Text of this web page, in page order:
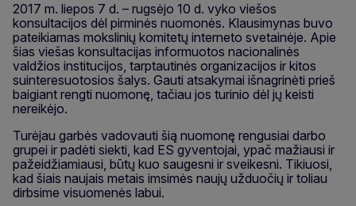
2017 m. liepos 7 d. – rugsėjo 10 d. vyko viešos
konsultacijos dėl pirminės nuomonės. Klausimynas buvo
pateikiamas mokslinių komitetų interneto svetainėje. Apie
šias viešas konsultacijas informuotos nacionalinės
valdžios institucijos, tarptautinės organizacijos ir kitos
suinteresuotosios šalys. Gauti atsakymai išnagrinėti prieš
baigiant rengti nuomonę, tačiau jos turinio dėl jų keisti
nereikėjo.
Turėjau garbės vadovauti šią nuomonę rengusiai darbo
grupei ir padėti siekti, kad ES gyventojai, ypač mažiausi ir
pažeidžiamiausi, būtų kuo saugesni ir sveikesni. Tikiuosi,
kad šiais naujais metais imsimės naujų užduočių ir toliau
dirbsime visuomenės labui.